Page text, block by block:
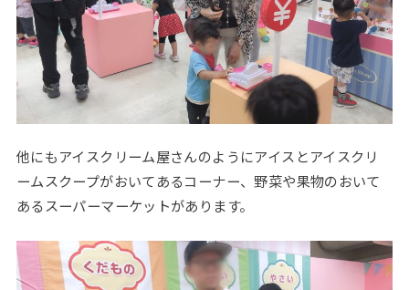
他にもアイスクリーム屋さんのようにアイスとアイスクリ
ームスクープがおいてあるコーナー、野菜や果物のおいて
あるスーパーマーケットがあります。